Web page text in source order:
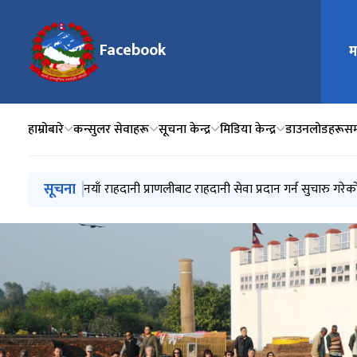
Facebook मुख्य
हाम्रोबारे कन्सुलर सेवाहरू सूचना केन्द्र मिडिया केन्द्र डाउनलोडहरू
मुख्य नेभिगेसनमा जानुहोस्
सूचना सेवा प्रवाह बन्द गरिने सम्बन्धी सूचना
नयाँ राहदानी प्राणलीबाट राहदानी सेवा प्रदान गर्न सुचारु
मौरिससमा राहदानी तथा कन्सुलर सेवा घुम्ती शिविर सञ्चालन
डर्बान तथा पिटर्मेरिजबर्गमा राहदानी तथा कन्सुलर घुम्ती सेवा
Embassy Organized 'Meditation Program' to